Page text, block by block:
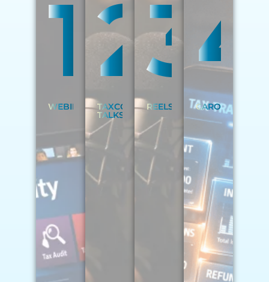
1
WEBINAR
2
TAXCO
TALKS
3
REELS
4
CAROUSEL